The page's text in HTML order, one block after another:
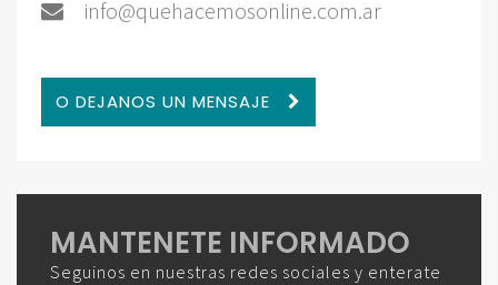
info@quehacemosonline.com.ar
O DEJANOS UN MENSAJE
MANTENETE INFORMADO
Seguinos en nuestras redes sociales y enterate